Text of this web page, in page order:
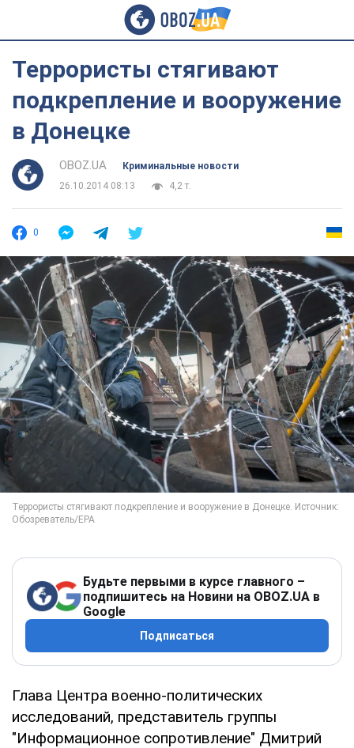
Террористы стягивают
подкрепление и вооружение
в Донецке
OBOZ.UA
Криминальные новости
26.10.2014 08:13
4,2 т.
0
Будьте первыми в курсе главного –
подпишитесь на Новини на OBOZ.UA в
Google
Подписаться
Глава Центра военно-политических
исследований, представитель группы
"Информационное сопротивление" Дмитрий